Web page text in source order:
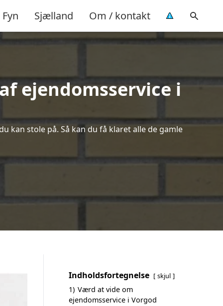
Fyn Sjælland Om / kontakt
ejendomsservice i
kan stole på. Så kan du få klaret alle de gamle
Indholdsfortegnelse skjul
1) Værd at vide om
ejendomsservice i Vorgod